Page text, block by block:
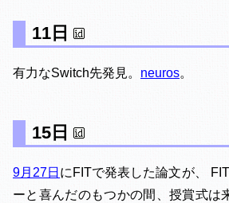
11日
有力なSwitch先発見。 neuros。
15日
9月27日 にFITで発表した論文が、
ーと喜んだのもつかの間、授賞式は